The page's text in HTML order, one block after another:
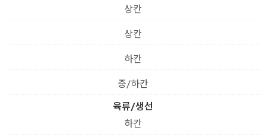
상칸
상칸
하칸
중/하칸
육류/생선
하칸